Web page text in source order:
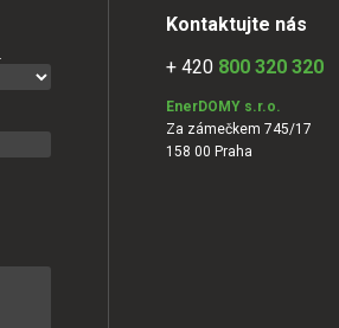
Kontaktujte nás
+ 420 800 320 320
EnerDOMY s.r.o.
Za zámečkem 745/17
158 00 Praha